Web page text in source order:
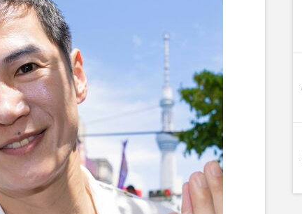
切り取り”ではない